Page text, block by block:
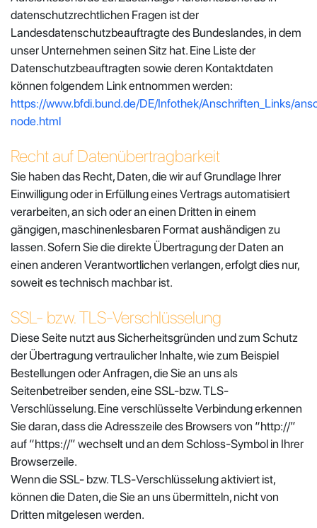
datenschutzrechtlichen Fragen ist der
Landesdatenschutzbeauftragte des Bundeslandes, in dem
unser Unternehmen seinen Sitz hat. Eine Liste der
Datenschutzbeauftragten sowie deren Kontaktdaten
können folgendem Link entnommen werden:
https://www.bfdi.bund.de/DE/Infothek/Anschriften_Links/
node.html
Recht auf Datenübertragbarkeit
Sie haben das Recht, Daten, die wir auf Grundlage Ihrer
Einwilligung oder in Erfüllung eines Vertrags automatisiert
verarbeiten, an sich oder an einen Dritten in einem
gängigen, maschinenlesbaren Format aushändigen zu
lassen. Sofern Sie die direkte Übertragung der Daten an
einen anderen Verantwortlichen verlangen, erfolgt dies nur,
soweit es technisch machbar ist.
SSL- bzw. TLS-Verschlüsselung
Diese Seite nutzt aus Sicherheitsgründen und zum Schutz
der Übertragung vertraulicher Inhalte, wie zum Beispiel
Bestellungen oder Anfragen, die Sie an uns als
Seitenbetreiber senden, eine SSL-bzw. TLS-
Verschlüsselung. Eine verschlüsselte Verbindung erkennen
Sie daran, dass die Adresszeile des Browsers von “http://”
auf “https://” wechselt und an dem Schloss-Symbol in Ihrer
Browserzeile.
Wenn die SSL- bzw. TLS-Verschlüsselung aktiviert ist,
können die Daten, die Sie an uns übermitteln, nicht von
Dritten mitgelesen werden.